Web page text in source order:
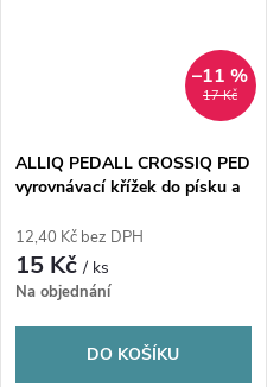
17 Kč
–11 %
ALLIQ PEDALL CROSSIQ PED
vyrovnávací křížek do písku a
12,40 Kč bez DPH
15 Kč/ ks
Na objednání
DO KOŠÍKU